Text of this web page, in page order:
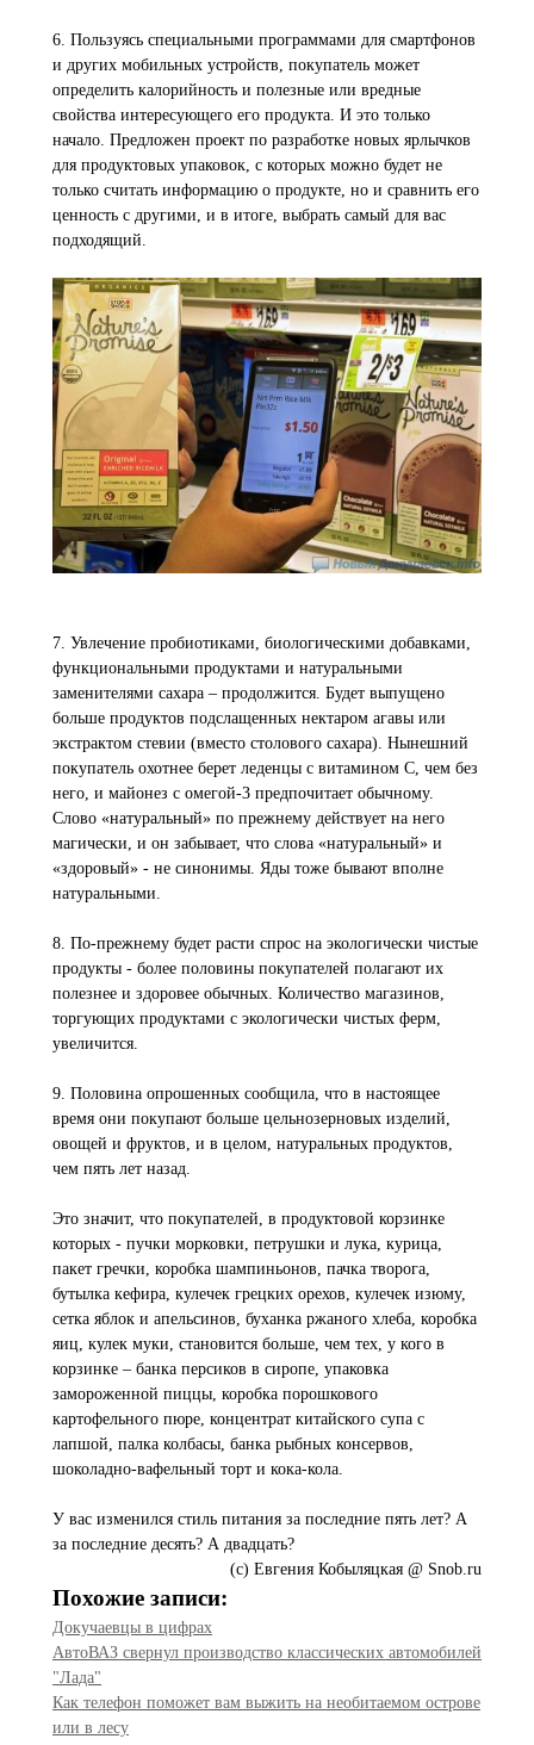
6. Пользуясь специальными программами для смартфонов
и других мобильных устройств, покупатель может
определить калорийность и полезные или вредные
свойства интересующего его продукта. И это только
начало. Предложен проект по разработке новых ярлычков
для продуктовых упаковок, с которых можно будет не
только считать информацию о продукте, но и сравнить его
ценность с другими, и в итоге, выбрать самый для вас
подходящий.
7. Увлечение пробиотиками, биологическими добавками,
функциональными продуктами и натуральными
заменителями сахара – продолжится. Будет выпущено
больше продуктов подслащенных нектаром агавы или
экстрактом стевии (вместо столового сахара). Нынешний
покупатель охотнее берет леденцы с витамином С, чем без
него, и майонез с омегой-3 предпочитает обычному.
Слово «натуральный» по прежнему действует на него
магически, и он забывает, что слова «натуральный» и
«здоровый» - не синонимы. Яды тоже бывают вполне
натуральными.
8. По-прежнему будет расти спрос на экологически чистые
продукты - более половины покупателей полагают их
полезнее и здоровее обычных. Количество магазинов,
торгующих продуктами с экологически чистых ферм,
увеличится.
9. Половина опрошенных сообщила, что в настоящее
время они покупают больше цельнозерновых изделий,
овощей и фруктов, и в целом, натуральных продуктов,
чем пять лет назад.
Это значит, что покупателей, в продуктовой корзинке
которых - пучки морковки, петрушки и лука, курица,
пакет гречки, коробка шампиньонов, пачка творога,
бутылка кефира, кулечек грецких орехов, кулечек изюму,
сетка яблок и апельсинов, буханка ржаного хлеба, коробка
яиц, кулек муки, становится больше, чем тех, у кого в
корзинке – банка персиков в сиропе, упаковка
замороженной пиццы, коробка порошкового
картофельного пюре, концентрат китайского супа с
лапшой, палка колбасы, банка рыбных консервов,
шоколадно-вафельный торт и кока-кола.
У вас изменился стиль питания за последние пять лет? А
за последние десять? А двадцать?
(c) Евгения Кобыляцкая @ Snob.ru
Похожие записи:
Докучаевцы в цифрах
АвтоВАЗ свернул производство классических автомобилей
"Лада"
Как телефон поможет вам выжить на необитаемом острове
или в лесу